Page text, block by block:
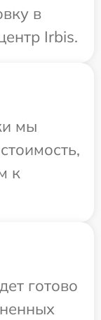
в
Irbis.
мы
к
готово